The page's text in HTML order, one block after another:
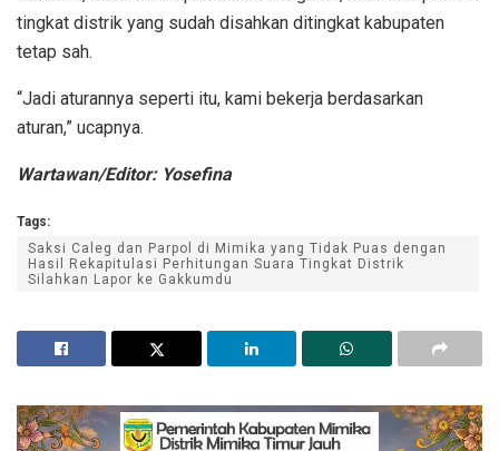
tingkat distrik yang sudah disahkan ditingkat kabupaten
tetap sah.
“Jadi aturannya seperti itu, kami bekerja berdasarkan
aturan,” ucapnya.
Wartawan/Editor: Yosefina
Tags:
Saksi Caleg dan Parpol di Mimika yang Tidak Puas dengan
Hasil Rekapitulasi Perhitungan Suara Tingkat Distrik
Silahkan Lapor ke Gakkumdu